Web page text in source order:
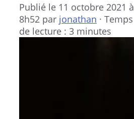
Publié le 11 octobre 2021 à
8h52 par jonathan · Temps
de lecture : 3 minutes